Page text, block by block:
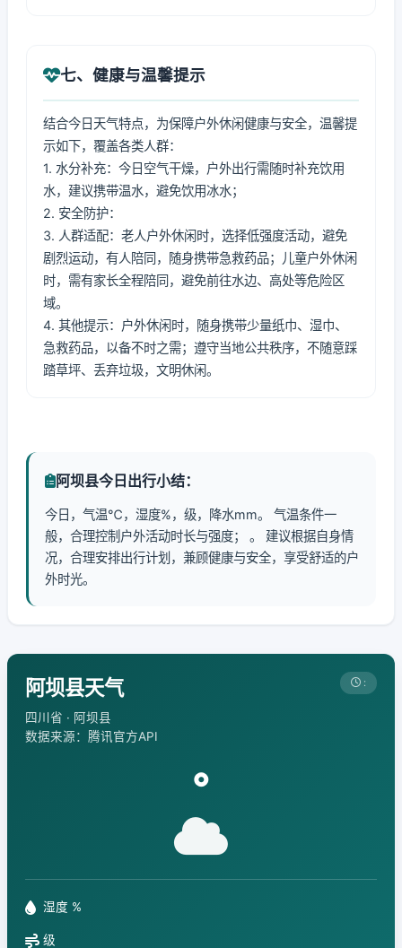
七、健康与温馨提示
结合今日天气特点，为保障户外休闲健康与安全，温馨提
示如下，覆盖各类人群：
1. 水分补充：今日空气干燥，户外出行需随时补充饮用
水，建议携带温水，避免饮用冰水；
2. 安全防护：
3. 人群适配：老人户外休闲时，选择低强度活动，避免
剧烈运动，有人陪同，随身携带急救药品；儿童户外休闲
时，需有家长全程陪同，避免前往水边、高处等危险区
域。
4. 其他提示：户外休闲时，随身携带少量纸巾、湿巾、
急救药品，以备不时之需；遵守当地公共秩序，不随意踩
踏草坪、丢弃垃圾，文明休闲。
阿坝县今日出行小结：
今日，气温℃，湿度%，级，降水mm。 气温条件一
般，合理控制户外活动时长与强度； 。 建议根据自身情
况，合理安排出行计划，兼顾健康与安全，享受舒适的户
外时光。
阿坝县天气
四川省 · 阿坝县
数据来源：腾讯官方API
:
°
湿度 %
级